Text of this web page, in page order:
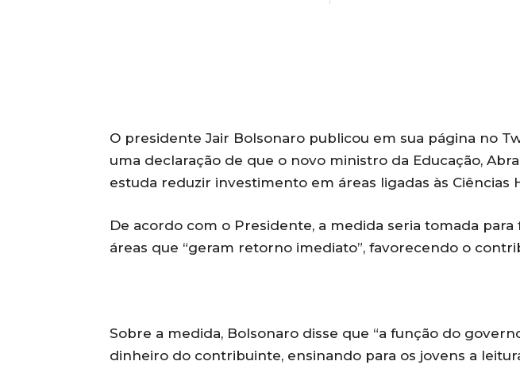
O presidente Jair Bolsonaro publicou em sua página no
uma declaração de que o novo ministro da Educação,
estuda reduzir investimento em áreas ligadas às Ciências
De acordo com o Presidente, a medida seria tomada para
áreas que “geram retorno imediato”, favorecendo o
Sobre a medida, Bolsonaro disse que “a função do
dinheiro do contribuinte, ensinando para os jovens a